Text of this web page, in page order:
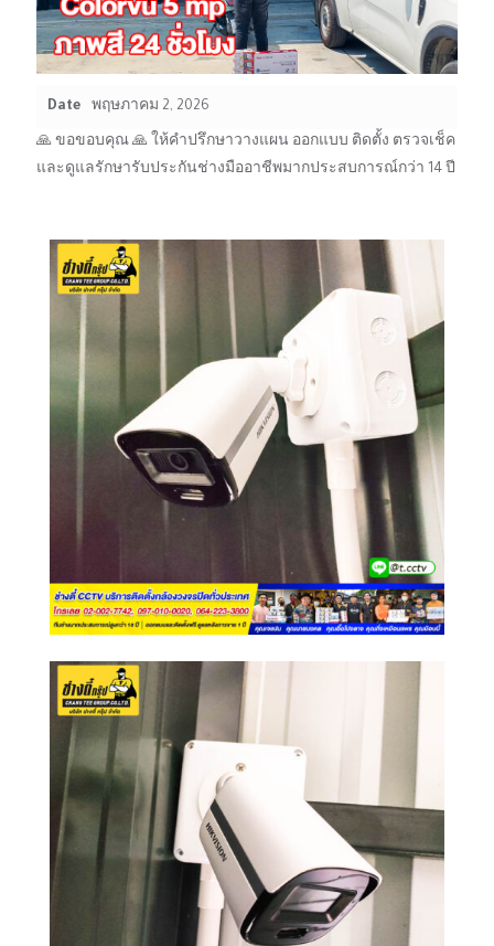
Date พฤษภาคม 2, 2026
🙏 ขอขอบคุณ 🙏 ให้คำปรึกษาวางแผน ออกแบบ ติดตั้ง ตรวจเช็ค
และดูแลรักษารับประกันช่างมืออาชีพมากประสบการณ์กว่า 14 ปี